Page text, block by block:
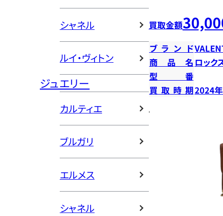
シャネル
ルイ・ヴィトン
ジュエリー
カルティエ
ブルガリ
エルメス
シャネル
買取金額
ブランド
商品名 ロッ
型番
買取時期2024